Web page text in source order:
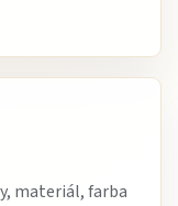
hodnotia aj
komoda s
materiál, farba